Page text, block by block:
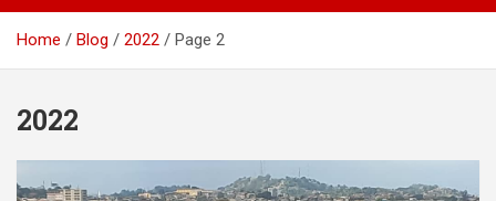
Home Blog 2022 Page 2
2022